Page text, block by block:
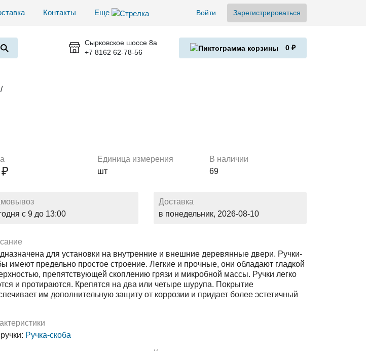
Контакты Еще Войти Зарегистрироваться
Сырковское шоссе 8а
+7 8162 62-78-56
0 ₽
/
Единица измерения
шт
В наличии
69
с 9 до 13:00
Доставка
в понедельник, 2026-08-10
для установки на внутренние и внешние деревянные двери. Ручки-
имеют предельно простое строение. Легкие и прочные, они обладают гладкой
препятствующей скоплению грязи и микробной массы. Ручки легко
и протираются. Крепятся на два или четыре шурупа. Покрытие
им дополнительную защиту от коррозии и придает более эстетичный
Ручка-скоба